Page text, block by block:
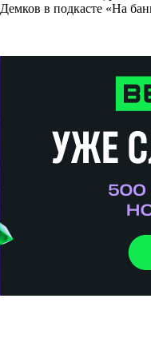
Демков в подкасте «На